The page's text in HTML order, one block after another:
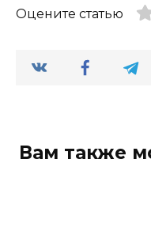
Оцените статью
Вам также